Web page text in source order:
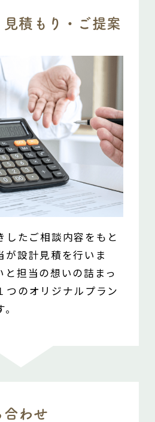
見積もり・ご提案
したご相談内容をもと
が設計見積を行いま
と担当の想いの詰まっ
つのオリジナルプラン
合わせ